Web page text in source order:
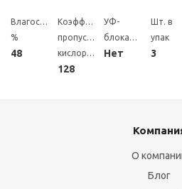
Влагосодержание,
%
48
Коэффициент
пропускания
кислорода
128
УФ-
блокатор
Нет
Шт. в
упак
3
О
Блог